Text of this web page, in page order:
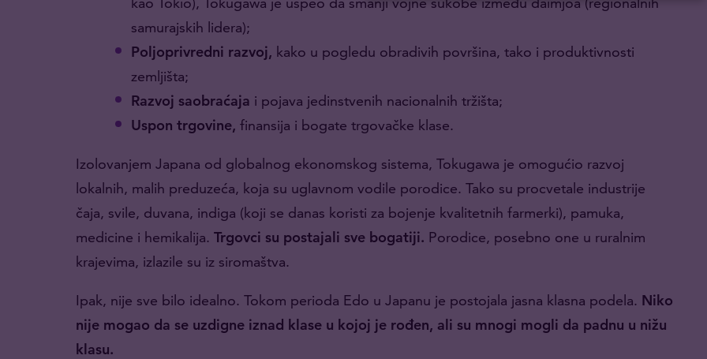
samurajskih lidera);
Poljoprivredni razvoj, kako u pogledu obradivih površina, tako i produktivnosti
zemljišta;
Razvoj saobraćaja i pojava jedinstvenih nacionalnih tržišta;
Uspon trgovine, finansija i bogate trgovačke klase.
Izolovanjem Japana od globalnog ekonomskog sistema, Tokugawa je omogućio razvoj
lokalnih, malih preduzeća, koja su uglavnom vodile porodice. Tako su procvetale industrije
čaja, svile, duvana, indiga (koji se danas koristi za bojenje kvalitetnih farmerki), pamuka,
medicine i hemikalija. Trgovci su postajali sve bogatiji. Porodice, posebno one u ruralnim
krajevima, izlazile su iz siromaštva.
Ipak, nije sve bilo idealno. Tokom perioda Edo u Japanu je postojala jasna klasna podela. Niko
nije mogao da se uzdigne iznad klase u kojoj je rođen, ali su mnogi mogli da padnu u nižu
klasu.